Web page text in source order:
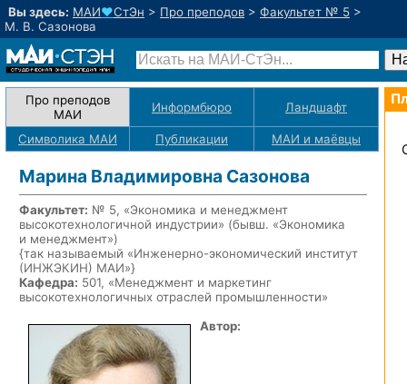
Вы здесь: МАИ♥СтЭн > Про преподов > Факультет № 5 >
М. В. Сазонова
Про преподов
МАИ
Информбюро Ландшафт
Символика МАИ Публикации МАИ и маёвцы
Марина Владимировна Сазонова
Факультет: № 5, «Экономика и менеджмент
высокотехнологичной индустрии» (бывш. «Экономика
и менеджмент»)
{так называемый «Инженерно-экономический институт
(ИНЖЭКИН) МАИ»}
Кафедра: 501, «Менеджмент и маркетинг
высокотехнологичных отраслей промышленности»
Автор: